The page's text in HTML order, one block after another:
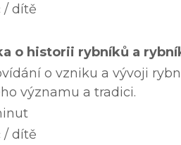
/ dítě
o historii rybníků a
o vzniku a vývoji
významu a tradici.
/ dítě